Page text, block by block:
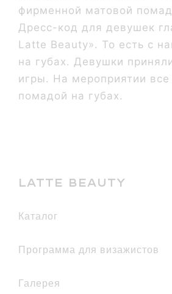
фирменной матовой
Дресс-код для девушек
Latte Beauty». То есть с
на губах. Девушки
игры. На мероприятии
помадой на губах.
LATTE BEAUTY
каталог
Программа для визажистов
галерея